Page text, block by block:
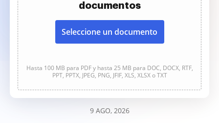
documentos
Seleccione un documento
Hasta 100 MB para PDF y hasta 25 MB para DOC, DOCX, RTF,
PPT, PPTX, JPEG, PNG, JFIF, XLS, XLSX o TXT
9 AGO, 2026